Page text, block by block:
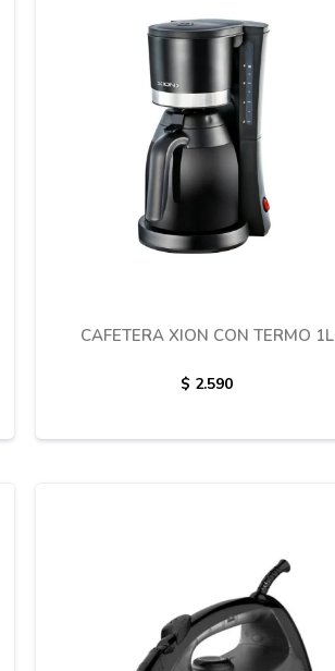
CAFETERA XION CON TERMO 1L
$ 2.590